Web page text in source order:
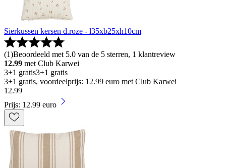
Sierkussen kersen d.roze - l35xb25xh10cm
(1)Beoordeeld met 5.0 van de 5 sterren, 1 klantreview
12.99 met Club Karwei
3+1 gratis3+1 gratis
3+1 gratis, voordeelprijs: 12.99 euro met Club Karwei
12.99
Prijs: 12.99 euro